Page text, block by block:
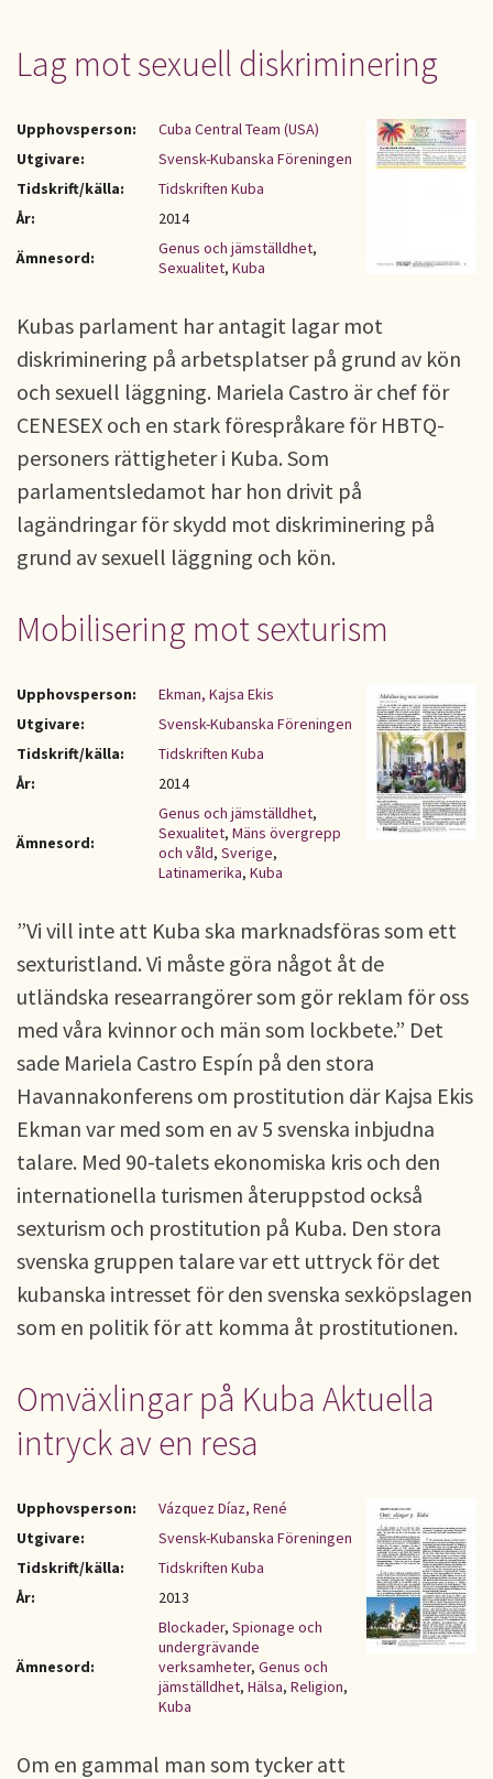
Lag mot sexuell diskriminering
Upphovsperson:
Cuba Central Team (USA)
Utgivare:
Svensk-Kubanska Föreningen
Tidskrift/källa:
Tidskriften Kuba
År:
2014
Ämnesord:
Genus och jämställdhet,
Sexualitet, Kuba
Kubas parlament har antagit lagar mot
diskriminering på arbetsplatser på grund av kön
och sexuell läggning. Mariela Castro är chef för
CENESEX och en stark förespråkare för HBTQ-
personers rättigheter i Kuba. Som
parlamentsledamot har hon drivit på
lagändringar för skydd mot diskriminering på
grund av sexuell läggning och kön.
Mobilisering mot sexturism
Upphovsperson:
Ekman, Kajsa Ekis
Utgivare:
Svensk-Kubanska Föreningen
Tidskrift/källa:
Tidskriften Kuba
År:
2014
Ämnesord:
Genus och jämställdhet,
Sexualitet, Mäns övergrepp
och våld, Sverige,
Latinamerika, Kuba
”Vi vill inte att Kuba ska marknadsföras som ett
sexturistland. Vi måste göra något åt de
utländska researrangörer som gör reklam för oss
med våra kvinnor och män som lockbete.” Det
sade Mariela Castro Espín på den stora
Havannakonferens om prostitution där Kajsa Ekis
Ekman var med som en av 5 svenska inbjudna
talare. Med 90-talets ekonomiska kris och den
internationella turismen återuppstod också
sexturism och prostitution på Kuba. Den stora
svenska gruppen talare var ett uttryck för det
kubanska intresset för den svenska sexköpslagen
som en politik för att komma åt prostitutionen.
Omväxlingar på Kuba Aktuella
intryck av en resa
Upphovsperson:
Vázquez Díaz, René
Utgivare:
Svensk-Kubanska Föreningen
Tidskrift/källa:
Tidskriften Kuba
År:
2013
Ämnesord:
Blockader, Spionage och
undergrävande
verksamheter, Genus och
jämställdhet, Hälsa, Religion,
Kuba
Om en gammal man som tycker att